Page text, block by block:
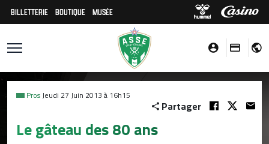
BILLETTERIE BOUTIQUE MUSÉE
ProsJeudi 27 Juin 2013 à 16h15
Partager
Le gâteau des 80 ans